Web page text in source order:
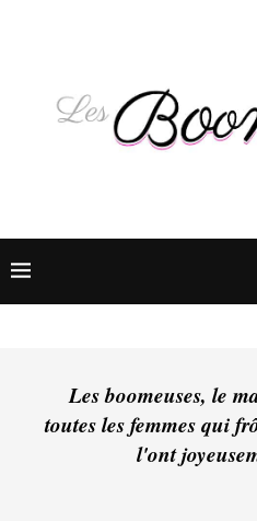
Les boomeuses, le
toutes les femmes qui
l'ont